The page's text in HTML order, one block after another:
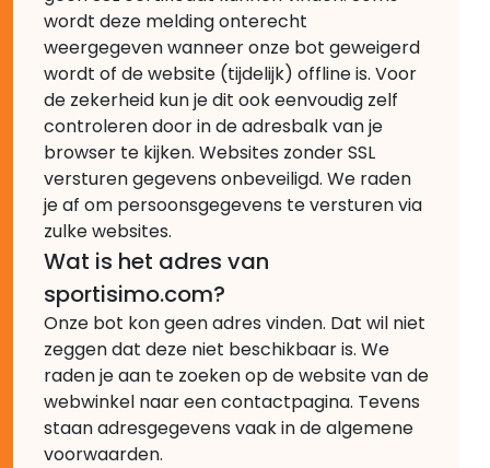
wordt deze melding onterecht
weergegeven wanneer onze bot geweigerd
wordt of de website (tijdelijk) offline is. Voor
de zekerheid kun je dit ook eenvoudig zelf
controleren door in de adresbalk van je
browser te kijken. Websites zonder SSL
versturen gegevens onbeveiligd. We raden
je af om persoonsgegevens te versturen via
zulke websites.
Wat is het adres van
sportisimo.com?
Onze bot kon geen adres vinden. Dat wil niet
zeggen dat deze niet beschikbaar is. We
raden je aan te zoeken op de website van de
webwinkel naar een contactpagina. Tevens
staan adresgegevens vaak in de algemene
voorwaarden.